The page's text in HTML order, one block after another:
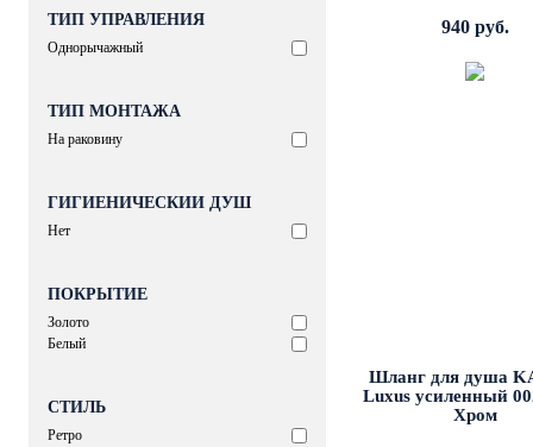
ТИП УПРАВЛЕНИЯ
Однорычажный
ТИП МОНТАЖА
На раковину
ГИГИЕНИЧЕСКИЙ ДУШ
Нет
ПОКРЫТИЕ
Золото
Белый
СТИЛЬ
Ретро
940 руб.
Шланг для душа
Luxus усиленный
Хром